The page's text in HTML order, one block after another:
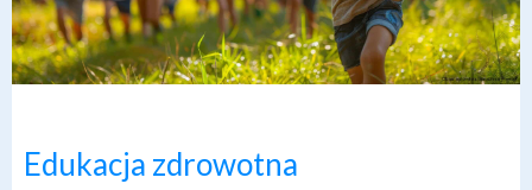
Edukacja zdrowotna